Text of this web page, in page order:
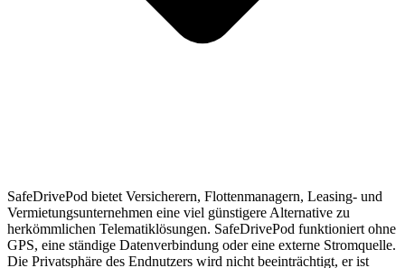
SafeDrivePod bietet Versicherern, Flottenmanagern, Leasing- und
Vermietungsunternehmen eine viel günstigere Alternative zu
herkömmlichen Telematiklösungen. SafeDrivePod funktioniert ohne
GPS, eine ständige Datenverbindung oder eine externe Stromquelle.
Die Privatsphäre des Endnutzers wird nicht beeinträchtigt, er ist